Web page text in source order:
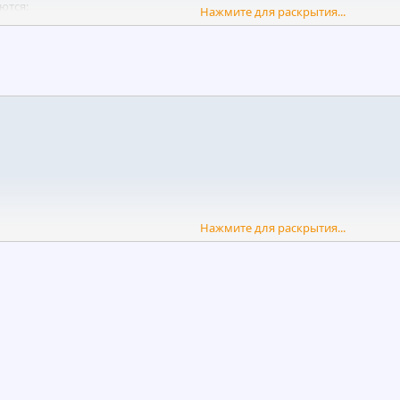
Форекс в соответствии с соотношением качества и безопасности.
гарантируется.
Нажмите для раскрытия...
Нажмите для раскрытия...